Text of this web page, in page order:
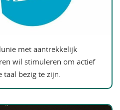
met aantrekkelijk
wil stimuleren om actief
bezig te zijn.